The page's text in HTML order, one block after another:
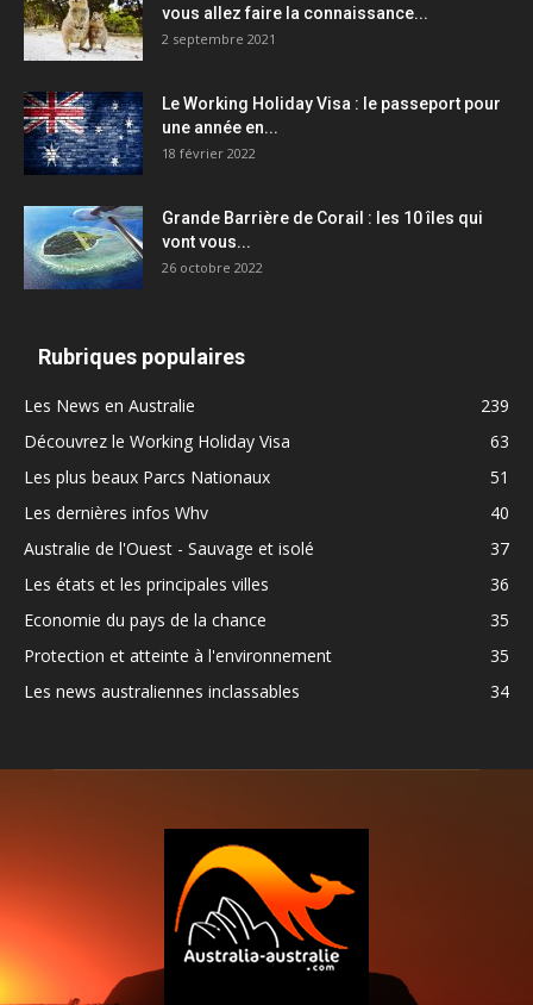
vous allez faire la connaissance...
2 septembre 2021
Le Working Holiday Visa : le passeport pour
une année en...
18 février 2022
Grande Barrière de Corail : les 10 îles qui
vont vous...
26 octobre 2022
Rubriques populaires
Les News en Australie
239
Découvrez le Working Holiday Visa
63
Les plus beaux Parcs Nationaux
51
Les dernières infos Whv
40
Australie de l'Ouest - Sauvage et isolé
37
Les états et les principales villes
36
Economie du pays de la chance
35
Protection et atteinte à l'environnement
35
Les news australiennes inclassables
34